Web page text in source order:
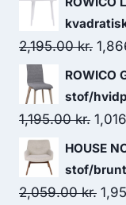
2,195.00kr.
ROWICO
stof/
1,195.00kr.
HOUSE
stof/
2,059.00kr.